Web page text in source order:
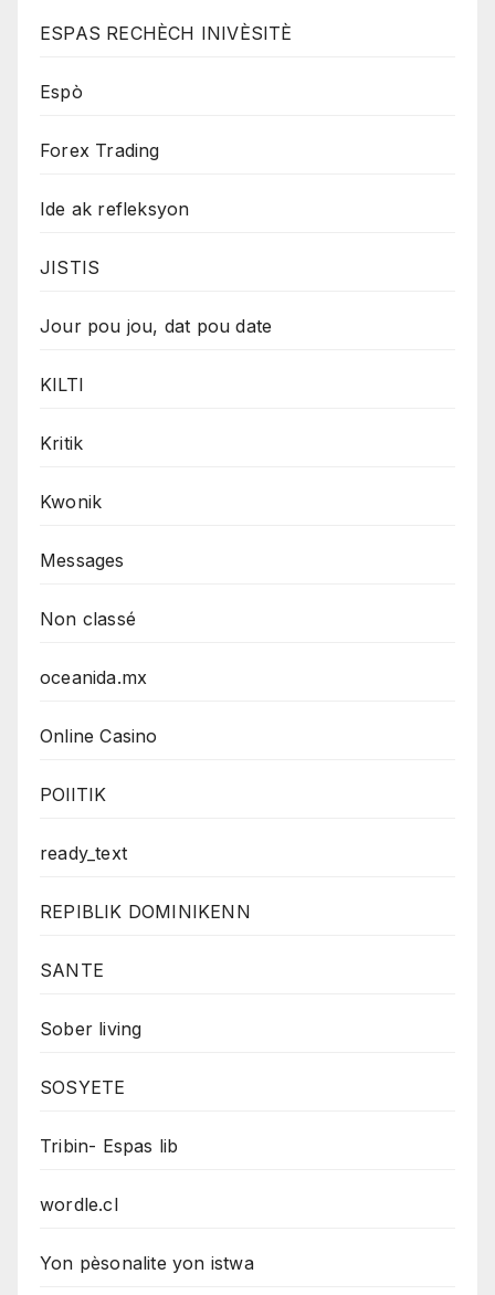
ESPAS RECHÈCH INIVÈSITÈ
Espò
Forex Trading
Ide ak refleksyon
JISTIS
Jour pou jou, dat pou date
KILTI
Kritik
Kwonik
Messages
Non classé
oceanida.mx
Online Casino
POlITIK
ready_text
REPIBLIK DOMINIKENN
SANTE
Sober living
SOSYETE
Tribin- Espas lib
wordle.cl
Yon pèsonalite yon istwa